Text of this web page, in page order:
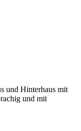
und Hinterhaus mit
und mit